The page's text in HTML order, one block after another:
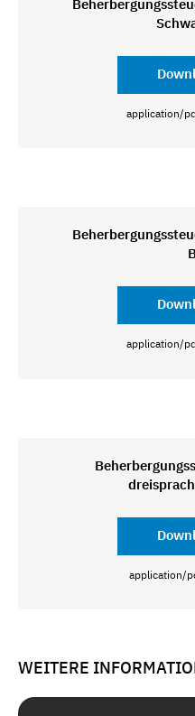
application/
application/
application/
WEITERE